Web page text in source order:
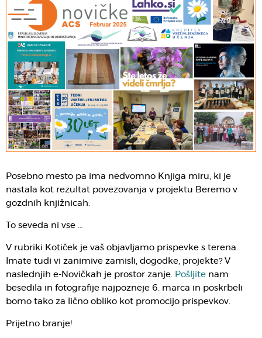
Posebno mesto pa ima nedvomno Knjiga miru, ki je
nastala kot rezultat povezovanja v projektu Beremo v
gozdnih knjižnicah.
To seveda ni vse …
V rubriki Kotiček je vaš objavljamo prispevke s terena.
Imate tudi vi zanimive zamisli, dogodke, projekte? V
naslednjih e-Novičkah je prostor zanje. Pošljite nam
besedila in fotografije najpozneje 6. marca in poskrbeli
bomo tako za lično obliko kot promocijo prispevkov.
Prijetno branje!